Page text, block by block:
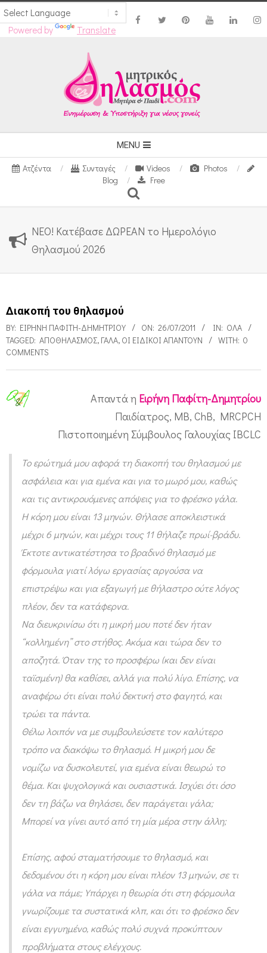
Powered by Translate
Navigation
Menu
MENU
Ατζέντα Συνταγές Videos
Photos
Blog
Free
Search
ΝΕΟ! Κατέβασε ΔΩΡΕΑΝ το Ημερολόγιο
Θηλασμού 2026
Διακοπή του θηλασμού
BY: ΕΙΡΉΝΗ ΠΑΦΊΤΗ-ΔΗΜΗΤΡΊΟΥ ON: 26/07/2011 IN: ΌΛΑ
TAGGED: ΑΠΟΘΗΛΑΣΜΌΣ, ΓΆΛΑ, ΟΙ ΕΙΔΙΚΟΊ ΑΠΑΝΤΟΎΝ WITH: 0
COMMENTS
α
Απαντά η Ειρήνη Παφίτη-Δημητρίου
Παιδίατρος, MB, ChB, MRCPCH
Πιστοποιημένη Σύμβουλος Γαλουχίας IBCLC
Το ερώτημά μου αφορά τη διακοπή του θηλασμού με
ασφάλεια και για εμένα και για το μωρό μου, καθώς
και τις αντικρουόμενες απόψεις για το φρέσκο γάλα.
Η κόρη μου είναι 13 μηνών. Θήλασε αποκλειστικά
μέχρι 6 μηνών, και μέχρι τους 11 θήλαζε πρωί-βράδυ.
Έκτοτε αντικατέστησα το βραδινό θηλασμό με
φόρμουλα γιατί λόγω εργασίας αργούσα να
επιστρέψω και για εξαγωγή με θήλαστρο ούτε λόγος
πλέον, δεν τα κατάφερνα.
Να διευκρινίσω ότι η μικρή μου ποτέ δεν ήταν
“κολλημένη” στο στήθος. Ακόμα και τώρα δεν το
αποζητά. Όταν της το προσφέρω (και δεν είναι
ταϊσμένη) θα καθίσει, αλλά για πολύ λίγο. Επίσης, να
αναφέρω ότι είναι πολύ δεκτική στο φαγητό, και
τρώει τα πάντα.
Θέλω λοιπόν να με συμβουλεύσετε τον καλύτερο
τρόπο να διακόψω το θηλασμό. Η μικρή μου δε
νομίζω να δυσκολευτεί, για εμένα είναι θεωρώ το
θέμα. Και ψυχολογικά και ουσιαστικά. Ισχύει ότι όσο
δεν τη βάζω να θηλάσει, δεν παράγεται γάλα;
Μπορεί να γίνει αυτό από τη μία μέρα στην άλλη;
Επίσης, αφού σταματήσουμε το θηλασμό, και
δεδομένου ότι η κόρη μου είναι πλέον 13 μηνών, σε τι
γάλα να πάμε; Υπάρχει η θεωρία ότι στη φόρμουλα
γνωρίζουμε τα συστατικά κλπ, και ότι το φρέσκο δεν
είναι εγγυημένο, καθώς πολύ συχνά προκύπτουν
προβλήματα στους ελέγχους.